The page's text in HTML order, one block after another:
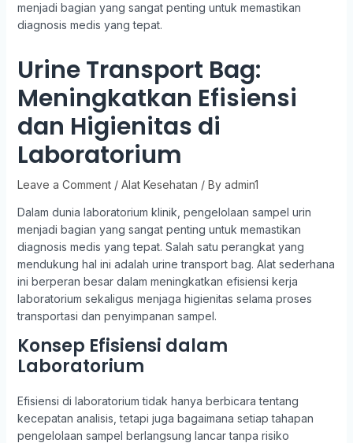
Urine Transport Bag:
Meningkatkan Efisiensi
dan Higienitas di
Laboratorium
Leave a Comment / Alat Kesehatan / By admin1
Dalam dunia laboratorium klinik, pengelolaan sampel urin
menjadi bagian yang sangat penting untuk memastikan
diagnosis medis yang tepat. Salah satu perangkat yang
mendukung hal ini adalah urine transport bag. Alat sederhana
ini berperan besar dalam meningkatkan efisiensi kerja
laboratorium sekaligus menjaga higienitas selama proses
transportasi dan penyimpanan sampel.
Konsep Efisiensi dalam
Laboratorium
Efisiensi di laboratorium tidak hanya berbicara tentang
kecepatan analisis, tetapi juga bagaimana setiap tahapan
pengelolaan sampel berlangsung lancar tanpa risiko